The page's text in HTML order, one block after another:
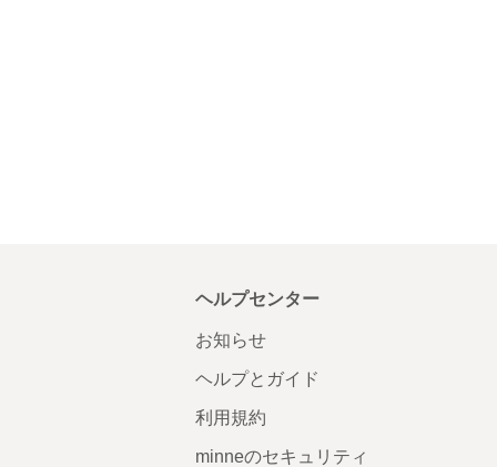
ヘルプセンター
お知らせ
ヘルプとガイド
利用規約
minneのセキュリティ